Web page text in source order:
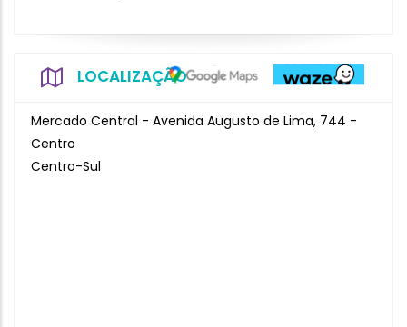
LOCALIZAÇÃO
Mercado Central - Avenida Augusto de Lima, 744 -
Centro
Centro-Sul